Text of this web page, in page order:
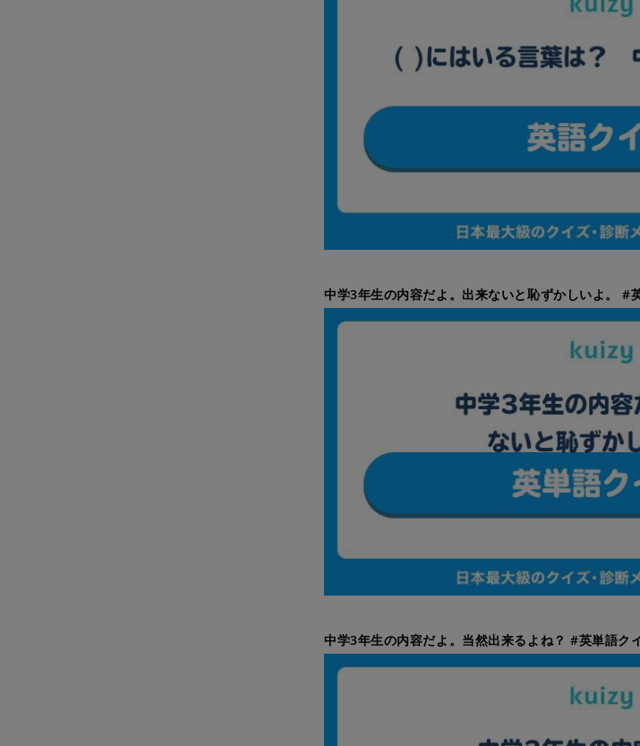
中学3年生の内容だよ。出来ないと恥ずかしいよ。 #
中学3年生の内容だよ。当然出来るよね？ #英単語ク